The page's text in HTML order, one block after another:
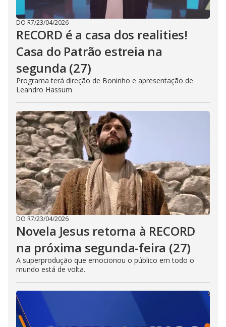
DO R7/23/04/2026
RECORD é a casa dos realities!
Casa do Patrão estreia na
segunda (27)
Programa terá direção de Boninho e apresentação de
Leandro Hassum
DO R7/23/04/2026
Novela Jesus retorna à RECORD
na próxima segunda-feira (27)
A superprodução que emocionou o público em todo o
mundo está de volta.